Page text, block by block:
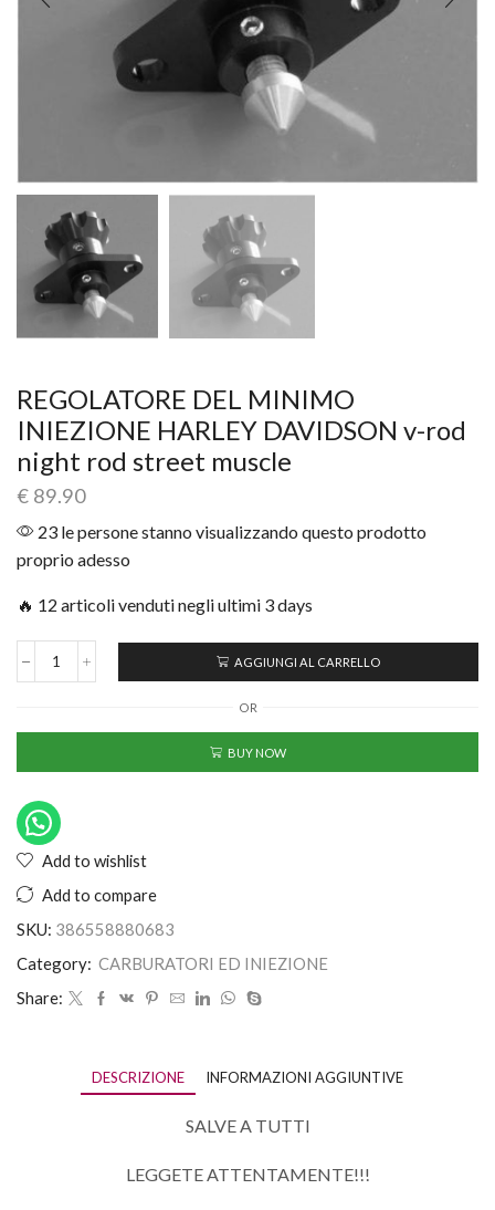
REGOLATORE DEL MINIMO
INIEZIONE HARLEY DAVIDSON v-rod
night rod street muscle
€ 89.90
23 le persone stanno visualizzando questo prodotto
proprio adesso
🔥 12 articoli venduti negli ultimi 3 days
AGGIUNGI AL CARRELLO
OR
BUY NOW
Add to wishlist
Add to compare
SKU: 386558880683
Category: CARBURATORI ED INIEZIONE
Share:
DESCRIZIONE INFORMAZIONI AGGIUNTIVE
SALVE A TUTTI
LEGGETE ATTENTAMENTE!!!